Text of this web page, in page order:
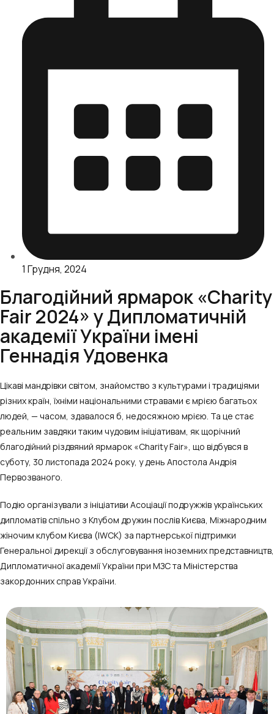
1 Грудня, 2024
Благодійний ярмарок «Charity
Fair 2024» у Дипломатичній
академії України імені
Геннадія Удовенка
Цікаві мандрівки світом, знайомство з культурами і традиціями
різних країн, їхніми національними стравами є мрією багатьох
людей, — часом, здавалося б, недосяжною мрією. Та це стає
реальним завдяки таким чудовим ініціативам, як щорічний
благодійний різдвяний ярмарок «Charity Fair», що відбувся в
суботу, 30 листопада 2024 року, у день Апостола Андрія
Первозваного.
Подію організували з ініціативи Асоціації подружжів українських
дипломатів спільно з Клубом дружин послів Києва, Міжнародним
жіночим клубом Києва (IWCK) за партнерської підтримки
Генеральної дирекції з обслуговування іноземних представництв,
Дипломатичної академії України при МЗС та Міністерства
закордонних справ України.